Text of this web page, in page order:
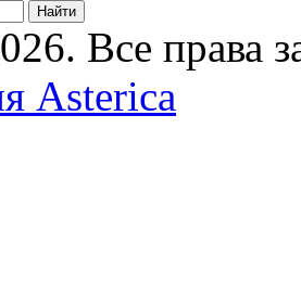
Все права
Asterica